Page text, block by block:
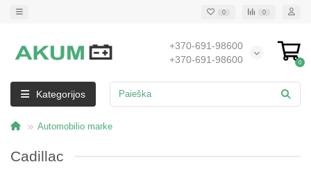
0 0
+370-691-98600
+370-691-98600
0
Kategorijos
Automobilio marke
Cadillac